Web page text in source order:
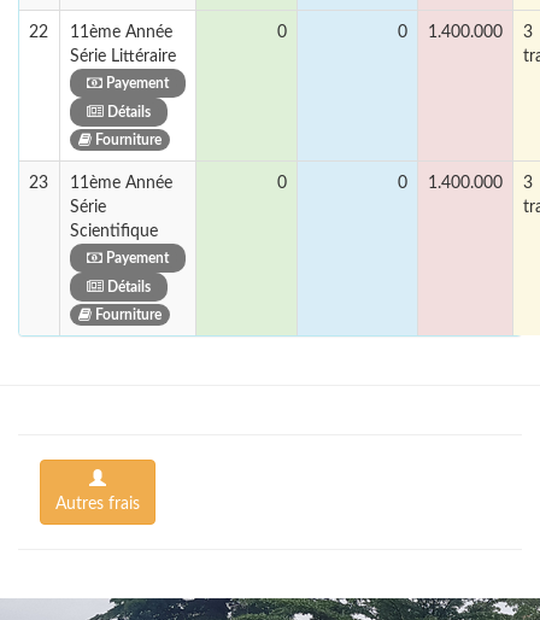
22
11ème Année
Série Littéraire
Payement
Détails
Fourniture
0 0 1.400.000
3
23
11ème Année
Série
Scientifique
Payement
Détails
Fourniture
0 0 1.400.000
3
Autres frais